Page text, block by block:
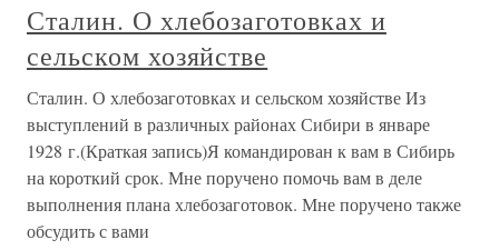
Сталин. О хлебозаготовках и
сельском хозяйстве
Сталин. О хлебозаготовках и сельском хозяйстве Из
выступлений в различных районах Сибири в январе
1928 г.(Краткая запись)Я командирован к вам в Сибирь
на короткий срок. Мне поручено помочь вам в деле
выполнения плана хлебозаготовок. Мне поручено также
обсудить с вами